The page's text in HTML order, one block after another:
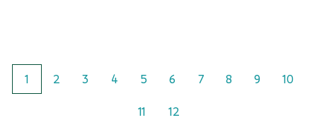
1 2 3 4 5 6 7 8 9 10
11 12